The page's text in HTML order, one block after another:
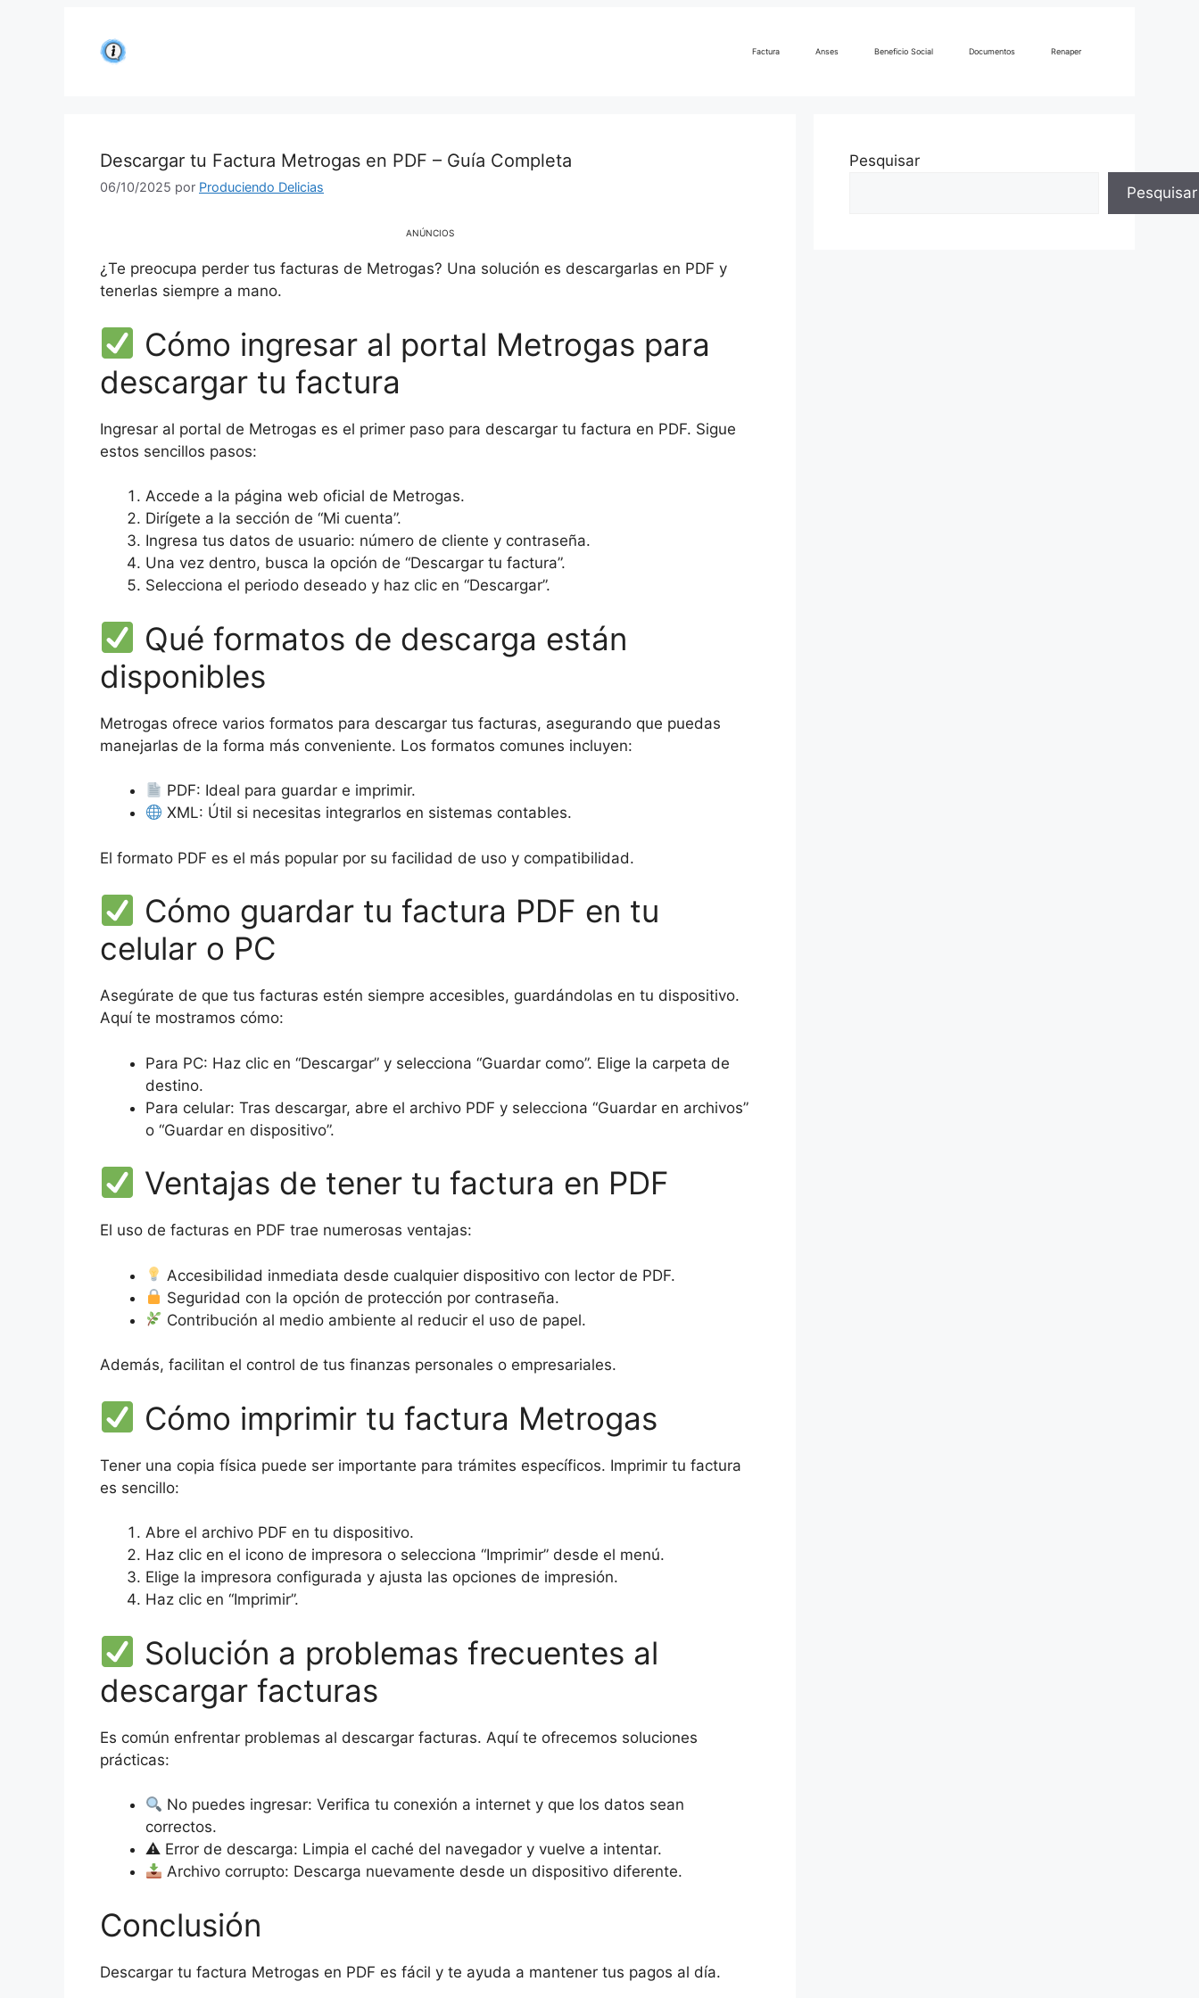
Factura Anses Beneficio Social Documentos Renaper
Descargar tu Factura Metrogas en PDF – Guía Completa
06/10/2025 por Produciendo Delicias
ANÚNCIOS
¿Te preocupa perder tus facturas de Metrogas? Una solución es descargarlas en PDF y
tenerlas siempre a mano.
Cómo ingresar al portal Metrogas para
descargar tu factura
Ingresar al portal de Metrogas es el primer paso para descargar tu factura en PDF. Sigue
estos sencillos pasos:
Accede a la página web oficial de Metrogas.
Dirígete a la sección de “Mi cuenta”.
Ingresa tus datos de usuario: número de cliente y contraseña.
Una vez dentro, busca la opción de “Descargar tu factura”.
Selecciona el periodo deseado y haz clic en “Descargar”.
Qué formatos de descarga están
disponibles
Metrogas ofrece varios formatos para descargar tus facturas, asegurando que puedas
manejarlas de la forma más conveniente. Los formatos comunes incluyen:
PDF: Ideal para guardar e imprimir.
XML: Útil si necesitas integrarlos en sistemas contables.
El formato PDF es el más popular por su facilidad de uso y compatibilidad.
Cómo guardar tu factura PDF en tu
celular o PC
Asegúrate de que tus facturas estén siempre accesibles, guardándolas en tu dispositivo.
Aquí te mostramos cómo:
Para PC: Haz clic en “Descargar” y selecciona “Guardar como”. Elige la carpeta de
destino.
Para celular: Tras descargar, abre el archivo PDF y selecciona “Guardar en archivos”
o “Guardar en dispositivo”.
Ventajas de tener tu factura en PDF
El uso de facturas en PDF trae numerosas ventajas:
Accesibilidad inmediata desde cualquier dispositivo con lector de PDF.
Seguridad con la opción de protección por contraseña.
Contribución al medio ambiente al reducir el uso de papel.
Además, facilitan el control de tus finanzas personales o empresariales.
Cómo imprimir tu factura Metrogas
Tener una copia física puede ser importante para trámites específicos. Imprimir tu factura
es sencillo:
Abre el archivo PDF en tu dispositivo.
Haz clic en el icono de impresora o selecciona “Imprimir” desde el menú.
Elige la impresora configurada y ajusta las opciones de impresión.
Haz clic en “Imprimir”.
Solución a problemas frecuentes al
descargar facturas
Es común enfrentar problemas al descargar facturas. Aquí te ofrecemos soluciones
prácticas:
No puedes ingresar: Verifica tu conexión a internet y que los datos sean
correctos.
⚠ Error de descarga: Limpia el caché del navegador y vuelve a intentar.
Archivo corrupto: Descarga nuevamente desde un dispositivo diferente.
Conclusión
Descargar tu factura Metrogas en PDF es fácil y te ayuda a mantener tus pagos al día.
Pesquisar
Pesquisar